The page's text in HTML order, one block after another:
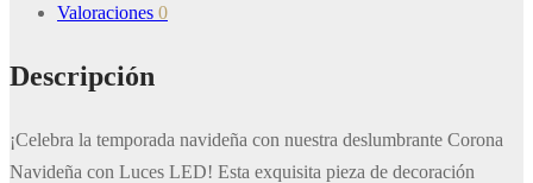
Valoraciones 0
Descripción
¡Celebra la temporada navideña con nuestra deslumbrante Corona
Navideña con Luces LED! Esta exquisita pieza de decoración